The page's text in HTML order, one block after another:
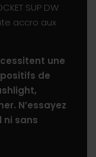
SUP DW
accro aux
une
de
N’essayez
ni sans